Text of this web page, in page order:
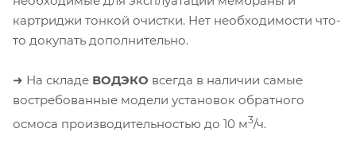
картриджи тонкой очистки. Нет необходимости что-
то докупать дополнительно.
➜ На складе ВОДЭКО всегда в наличии самые
востребованные модели установок обратного
осмоса производительностью до 10 м3/ч.